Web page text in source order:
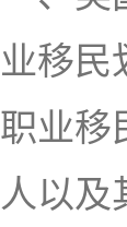
业移民
职业移
人以及